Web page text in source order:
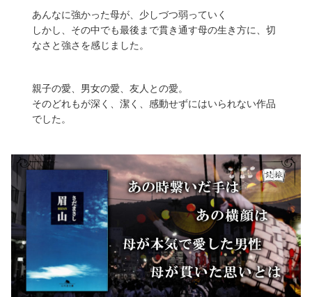
あんなに強かった母が、少しづつ弱っていく
しかし、その中でも最後まで貫き通す母の生き方に、切
なさと強さを感じました。
親子の愛、男女の愛、友人との愛。
そのどれもが深く、潔く、感動せずにはいられない作品
でした。